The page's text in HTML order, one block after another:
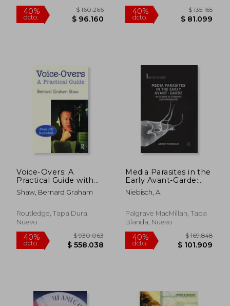
50%
dcto. $ 75.742
50%
dcto.
Voice-Overs: A
Practical Guide with
CD (en Inglés)
Shaw, Bernard Graham
Routledge, Tapa Dura,
Nuevo
Media Parasites in the
Early Avant-Garde:
On the Abuse of
Technology and
Inglés)
Niebisch, A.
Palgrave MacMillan, Tapa
Blanda, Nuevo